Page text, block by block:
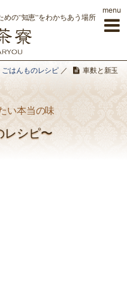
の”知恵”をわかちあう場所
menu
ごはんものレシピ ／
車麩と新玉
い本当の味
レシピ〜